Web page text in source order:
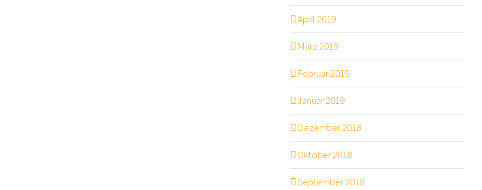
April 2019
März 2019
Februar 2019
Januar 2019
Dezember 2018
Oktober 2018
September 2018